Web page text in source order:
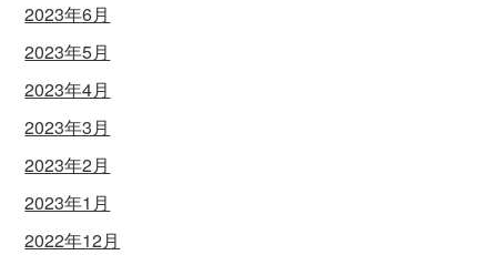
2023年6月
2023年5月
2023年4月
2023年3月
2023年2月
2023年1月
2022年12月